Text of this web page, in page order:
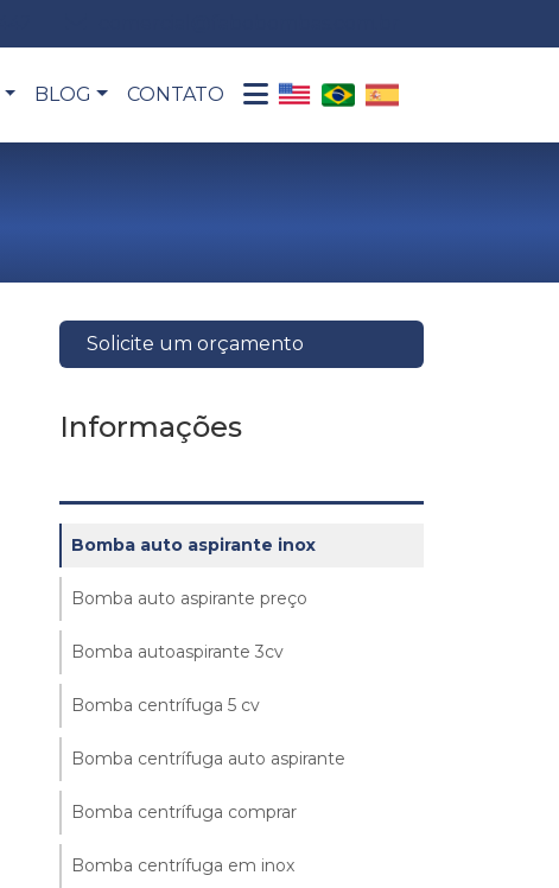
BLOG CONTATO
Solicite um orçamento
Informações
Bomba auto aspirante inox
Bomba auto aspirante preço
Bomba autoaspirante 3cv
Bomba centrífuga 5 cv
Bomba centrífuga auto aspirante
Bomba centrífuga comprar
Bomba centrífuga em inox